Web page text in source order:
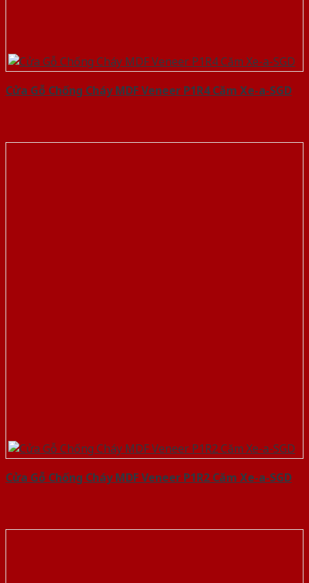
Cửa Gỗ Chống Cháy MDF Veneer P1R4 Căm Xe-a-SGD
Cửa Gỗ Chống Cháy MDF Veneer P1R2 Căm Xe-a-SGD